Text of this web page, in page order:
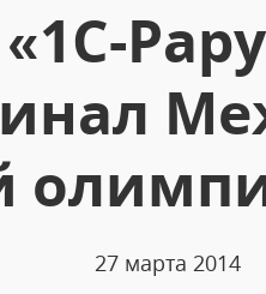
27 марта 2014